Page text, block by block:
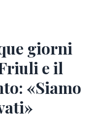
giorni
e il
«Siamo